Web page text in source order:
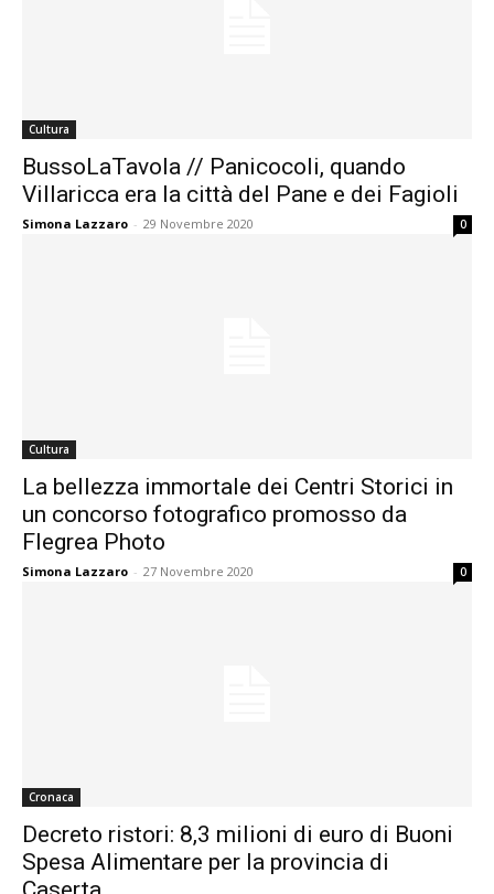
Cultura
BussoLaTavola // Panicocoli, quando
Villaricca era la città del Pane e dei Fagioli
Simona Lazzaro - 29 Novembre 2020 0
Cultura
La bellezza immortale dei Centri Storici in
un concorso fotografico promosso da
Flegrea Photo
Simona Lazzaro - 27 Novembre 2020 0
Cronaca
Decreto ristori: 8,3 milioni di euro di Buoni
Spesa Alimentare per la provincia di